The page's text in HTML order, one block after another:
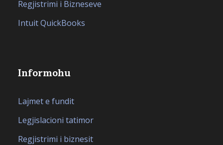
Regjistrimi i Bizneseve
Intuit QuickBooks
Informohu
Lajmet e fundit
Legjislacioni tatimor
Regjistrimi i biznesit